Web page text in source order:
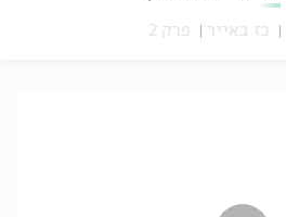
כז באייר פרק 2